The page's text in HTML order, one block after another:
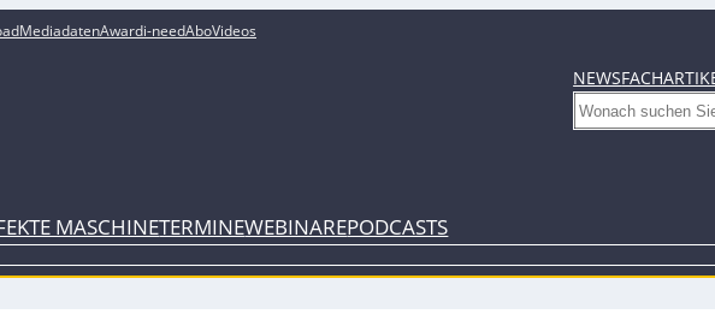
MediadatenAwardi-needAboVideos
NEWS
Search
MASCHINETERMINEWEBINAREPODCASTS